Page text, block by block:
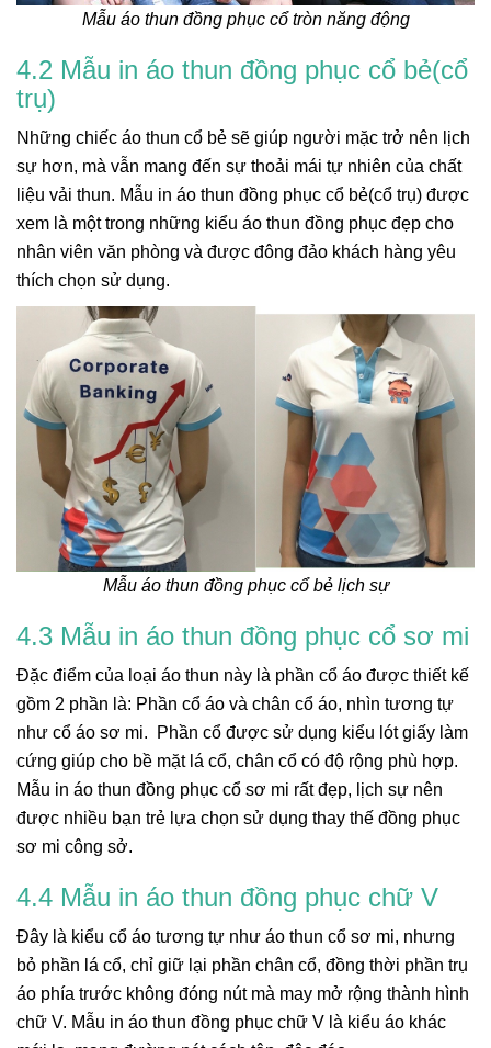
Mẫu áo thun đồng phục cổ tròn năng động
4.2 Mẫu in áo thun đồng phục cổ bẻ(cổ
trụ)
Những chiếc áo thun cổ bẻ sẽ giúp người mặc trở nên lịch
sự hơn, mà vẫn mang đến sự thoải mái tự nhiên của chất
liệu vải thun. Mẫu in áo thun đồng phục cổ bẻ(cổ trụ) được
xem là một trong những kiểu áo thun đồng phục đẹp cho
nhân viên văn phòng và được đông đảo khách hàng yêu
thích chọn sử dụng.
Mẫu áo thun đồng phục cổ bẻ lịch sự
4.3 Mẫu in áo thun đồng phục cổ sơ mi
Đặc điểm của loại áo thun này là phần cổ áo được thiết kế
gồm 2 phần là: Phần cổ áo và chân cổ áo, nhìn tương tự
như cổ áo sơ mi. Phần cổ được sử dụng kiểu lót giấy làm
cứng giúp cho bề mặt lá cổ, chân cổ có độ rộng phù hợp.
Mẫu in áo thun đồng phục cổ sơ mi rất đẹp, lịch sự nên
được nhiều bạn trẻ lựa chọn sử dụng thay thế đồng phục
sơ mi công sở.
4.4 Mẫu in áo thun đồng phục chữ V
Đây là kiểu cổ áo tương tự như áo thun cổ sơ mi, nhưng
bỏ phần lá cổ, chỉ giữ lại phần chân cổ, đồng thời phần trụ
áo phía trước không đóng nút mà may mở rộng thành hình
chữ V. Mẫu in áo thun đồng phục chữ V là kiểu áo khác